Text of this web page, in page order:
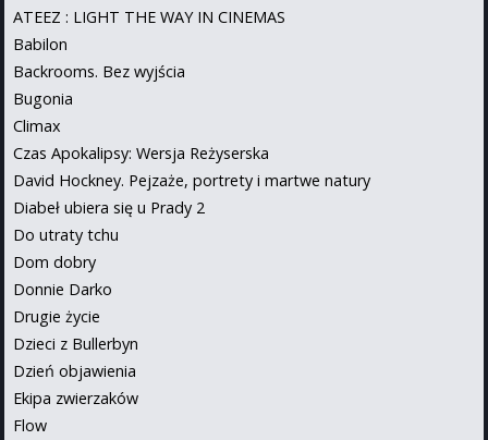
ATEEZ : LIGHT THE WAY IN CINEMAS
Babilon
Backrooms. Bez wyjścia
Bugonia
Climax
Czas Apokalipsy: Wersja Reżyserska
David Hockney. Pejzaże, portrety i martwe natury
Diabeł ubiera się u Prady 2
Do utraty tchu
Dom dobry
Donnie Darko
Drugie życie
Dzieci z Bullerbyn
Dzień objawienia
Ekipa zwierzaków
Flow